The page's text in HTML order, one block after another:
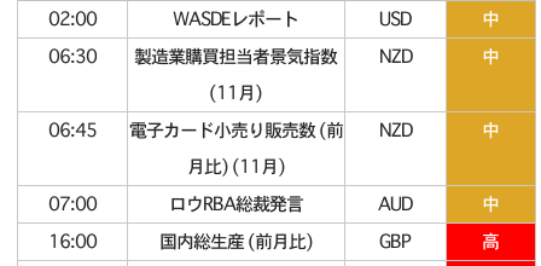
02:00
WASDEレポート USD
中
06:30
製造業購買担当者景気指数
(11月)
NZD 中
06:45
電子カード小売り販売数 (前
月比) (11月)
NZD 中
07:00 ロウRBA総裁発言 AUD
中
16:00
国内総生産 (前月比) GBP
高